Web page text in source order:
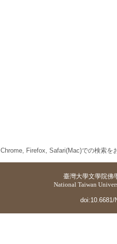
Chrome, Firefox, Safari(Mac)での検索を
臺灣大學文學院佛
National Taiwan
doi:10.6681/